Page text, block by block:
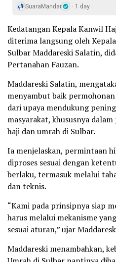
SuaraMandar 1 day
Kedatangan Kepala Kanwil
diterima langsung oleh
Sulbar Maddareski Salatin,
Pertanahan Fauzan.
Maddareski Salatin,
menyambut baik
dari upaya mendukung
masyarakat, khususnya
haji dan umrah di Sulbar.
Ia menjelaskan, permintaan
diproses sesuai dengan
berlaku, termasuk melalui
dan teknis.
“Kami pada prinsipnya siap
harus melalui mekanisme
sesuai aturan,” ujar
Maddareski menambahkan,